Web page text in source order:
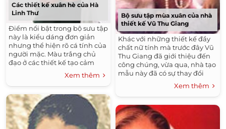
Các thiết kế xuân hè của Hà
Linh Thư
Điểm nổi bật trong bộ sưu tập
này là kiểu dáng đơn giản
nhưng thể hiện rõ cá tính của
người mặc. Màu trắng chủ
đạo ở các thiết kế tạo cảm
giác mát mẻ và trẻ trung cho
phái đẹp. Bạn có thể chọn
mua các bộ trang phục này
tại số 5 Nhà Chung (Hà Nội).
Xem thêm
Bộ sưu tập mùa xuân của nhà
thiết kế Vũ Thu Giang
Khác với những thiết kế đầy
chất nữ tính mà trước đây Vũ
Thu Giang đã giới thiệu đến
công chúng, vừa qua, nhà tạo
mẫu này đã có sự thay đổi
phong cách qua bộ sưu tập
đầy chất rock, phá cách và táo
bạo. Tuy vậy, ở bộ sưu tập này
vẫn toát lên vẻ nữ tính và lãng
mạn, mang đậm chất
phương Đông.
Xem thêm